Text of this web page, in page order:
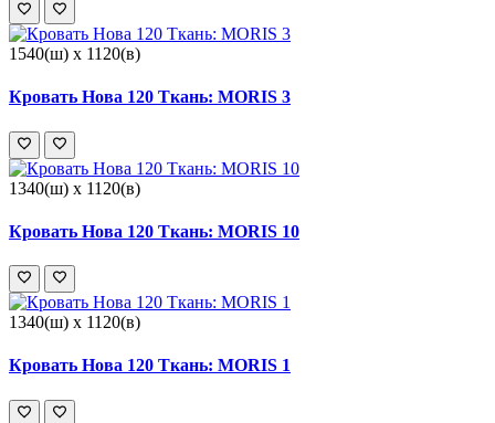
1540(ш) x 1120(в)
Кровать Нова 120 Ткань: MORIS 3
1340(ш) x 1120(в)
Кровать Нова 120 Ткань: MORIS 10
1340(ш) x 1120(в)
Кровать Нова 120 Ткань: MORIS 1